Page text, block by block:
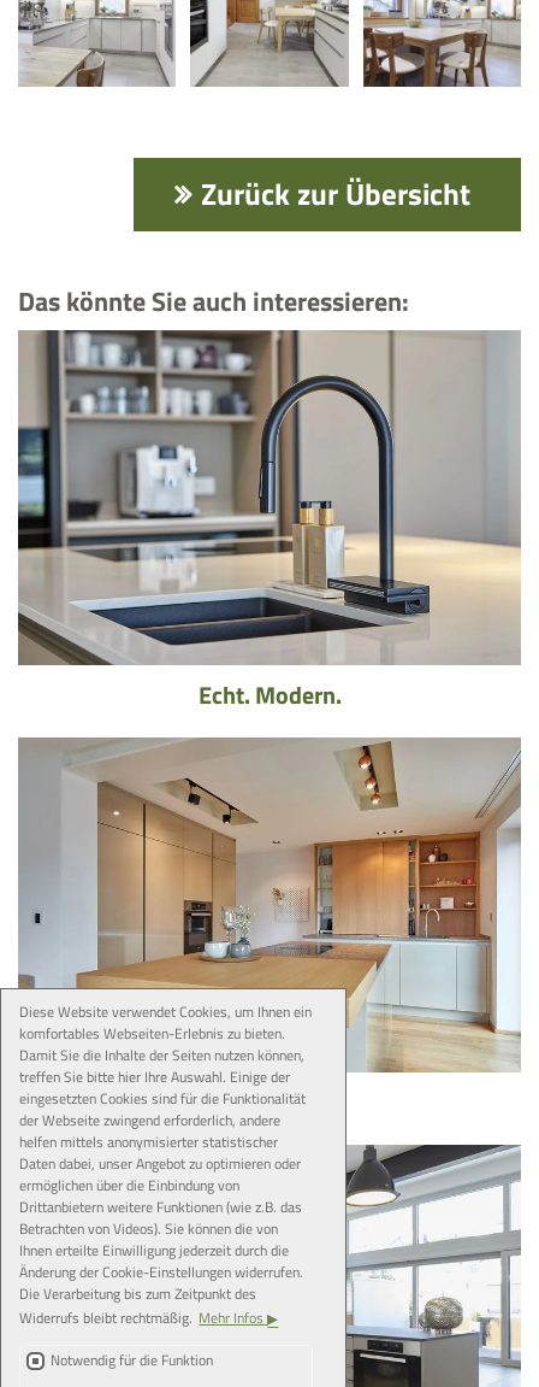
Diese Website verwendet Cookies, um Ihnen ein
komfortables Webseiten-Erlebnis zu bieten.
Damit Sie die Inhalte der Seiten nutzen können,
treffen Sie bitte hier Ihre Auswahl. Einige der
eingesetzten Cookies sind für die Funktionalität
der Webseite zwingend erforderlich, andere
helfen mittels anonymisierter statistischer
Daten dabei, unser Angebot zu optimieren oder
ermöglichen über die Einbindung von
Drittanbietern weitere Funktionen (wie z.B. das
Betrachten von Videos). Sie können die von
Ihnen erteilte Einwilligung jederzeit durch die
Änderung der Cookie-Einstellungen widerrufen.
Die Verarbeitung bis zum Zeitpunkt des
Widerrufs bleibt rechtmäßig. Mehr Infos
Notwendig für die Funktion
Zurück zur Übersicht
Das könnte Sie auch interessieren:
Echt. Modern.
Echt. Edel.